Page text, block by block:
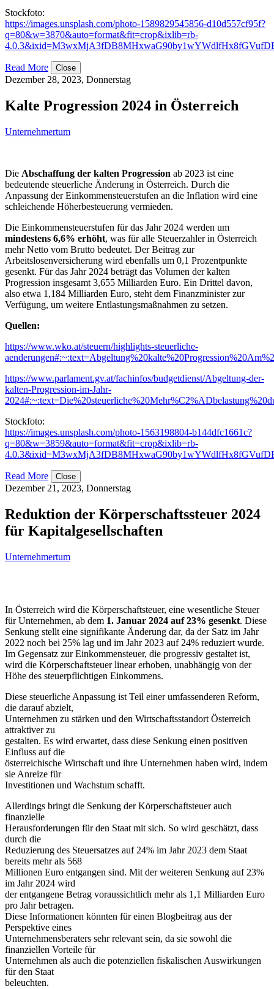
Stockfoto:
https://images.unsplash.com/photo-1589829545856-d10d557cf95f?
q=80&w=3870&auto=format&fit=crop&ixlib=rb-
Read More Close
Dezember 28, 2023, Donnerstag
Kalte Progression 2024 in Österreich
Unternehmertum
Die Abschaffung der kalten Progression ab 2023 ist eine
bedeutende steuerliche Änderung in Österreich. Durch die
Anpassung der Einkommensteuerstufen an die Inflation wird eine
schleichende Höherbesteuerung vermieden.
Die Einkommensteuerstufen für das Jahr 2024 werden um
mindestens 6,6% erhöht, was für alle Steuerzahler in Österreich
mehr Netto vom Brutto bedeutet. Der Beitrag zur
Arbeitslosenversicherung wird ebenfalls um 0,1 Prozentpunkte
gesenkt. Für das Jahr 2024 beträgt das Volumen der kalten
Progression insgesamt 3,655 Milliarden Euro. Ein Drittel davon,
also etwa 1,184 Milliarden Euro, steht dem Finanzminister zur
Verfügung, um weitere Entlastungsmaßnahmen zu setzen.
Quellen:
https://www.wko.at/steuern/highlights-steuerliche-
https://www.parlament.gv.at/fachinfos/budgetdienst/Abgeltung-der-
kalten-Progression-im-Jahr-
Stockfoto:
https://images.unsplash.com/photo-1563198804-b144dfc1661c?
q=80&w=3859&auto=format&fit=crop&ixlib=rb-
Read More Close
Dezember 21, 2023, Donnerstag
Reduktion der Körperschaftssteuer 2024
für Kapitalgesellschaften
Unternehmertum
In Österreich wird die Körperschaftsteuer, eine wesentliche Steuer
für Unternehmen, ab dem 1. Januar 2024 auf 23% gesenkt. Diese
Senkung stellt eine signifikante Änderung dar, da der Satz im Jahr
2022 noch bei 25% lag und im Jahr 2023 auf 24% reduziert wurde.
Im Gegensatz zur Einkommensteuer, die progressiv gestaltet ist,
wird die Körperschaftsteuer linear erhoben, unabhängig von der
Höhe des steuerpflichtigen Einkommens.
Diese steuerliche Anpassung ist Teil einer umfassenderen Reform,
die darauf abzielt,
Unternehmen zu stärken und den Wirtschaftsstandort Österreich
attraktiver zu
gestalten. Es wird erwartet, dass diese Senkung einen positiven
Einfluss auf die
österreichische Wirtschaft und ihre Unternehmen haben wird, indem
sie Anreize für
Investitionen und Wachstum schafft.
Allerdings bringt die Senkung der Körperschaftsteuer auch
finanzielle
Herausforderungen für den Staat mit sich. So wird geschätzt, dass
durch die
Reduzierung des Steuersatzes auf 24% im Jahr 2023 dem Staat
bereits mehr als 568
Millionen Euro entgangen sind. Mit der weiteren Senkung auf 23%
im Jahr 2024 wird
der entgangene Betrag voraussichtlich mehr als 1,1 Milliarden Euro
pro Jahr betragen.
Diese Informationen könnten für einen Blogbeitrag aus der
Perspektive eines
Unternehmensberaters sehr relevant sein, da sie sowohl die
finanziellen Vorteile für
Unternehmen als auch die potenziellen fiskalischen Auswirkungen
für den Staat
beleuchten.